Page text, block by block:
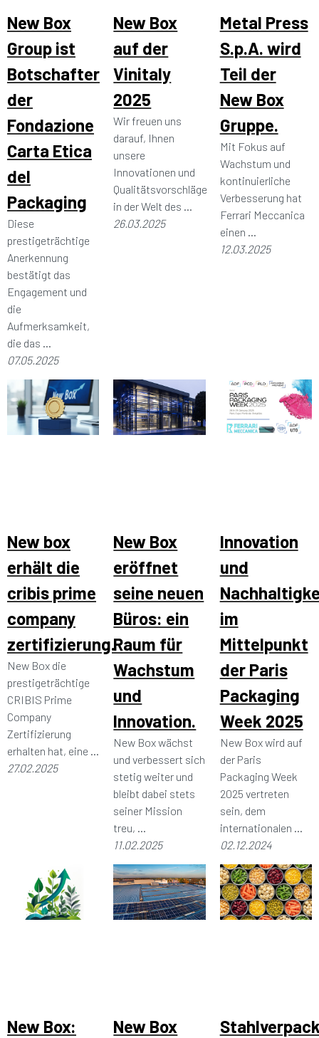
New Box
Group ist
Botschafter
der
Fondazione
Carta Etica
del
Packaging
Diese
prestigeträchtige
Anerkennung
bestätigt das
Engagement und
die
Aufmerksamkeit,
die das ...
07.05.2025
New Box
auf der
Vinitaly
2025
Wir freuen uns
darauf, Ihnen
unsere
Innovationen und
Qualitätsvorschläge
in der Welt des ...
26.03.2025
Metal Press
S.p.A. wird
Teil der
New Box
Gruppe.
Mit Fokus auf
Wachstum und
kontinuierliche
Verbesserung hat
Ferrari Meccanica
einen ...
12.03.2025
New box
erhält die
cribis prime
company
zertifizierung.
New Box die
prestigeträchtige
CRIBIS Prime
Company
Zertifizierung
erhalten hat, eine ...
27.02.2025
New Box
eröffnet
seine neuen
Büros: ein
Raum für
Wachstum
und
Innovation.
New Box wächst
und verbessert sich
stetig weiter und
bleibt dabei stets
seiner Mission
treu, ...
11.02.2025
Innovation
und
im
Mittelpunkt
der Paris
Packaging
Week 2025
New Box wird auf
der Paris
Packaging Week
2025 vertreten
sein, dem
internationalen ...
02.12.2024
New Box:
New Box